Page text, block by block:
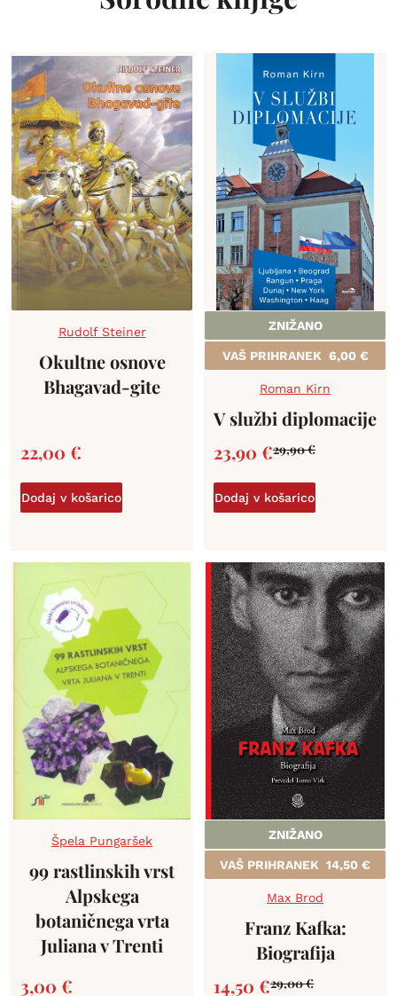
Rudolf Steiner
Okultne osnove
Bhagavad-gite
22,00 €
Dodaj v košarico
ZNIŽANO
VAŠ PRIHRANEK 6,00 €
Roman Kirn
V službi diplomacije
29,90€
23,90 €
Dodaj v košarico
Špela Pungaršek
99 rastlinskih vrst
Alpskega
botaničnega vrta
Juliana v Trenti
3,00 €
ZNIŽANO
VAŠ PRIHRANEK 14,50 €
Max Brod
Franz Kafka:
Biografija
29,00€
14,50 €